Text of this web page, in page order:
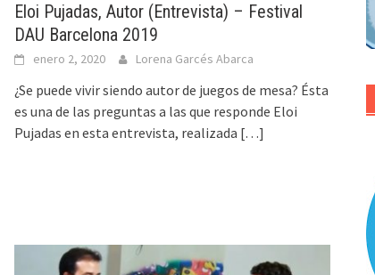
Eloi Pujadas, Autor (Entrevista) – Festival
DAU Barcelona 2019
enero 2, 2020 Lorena Garcés Abarca
¿Se puede vivir siendo autor de juegos de mesa? Ésta
es una de las preguntas a las que responde Eloi
Pujadas en esta entrevista, realizada […]